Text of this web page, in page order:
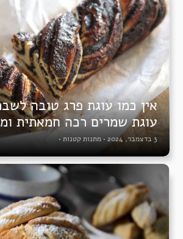
אין כמו עוגת פרג טובה
עוגת שמרים רכה חמאתית
3 בדצמבר, 2024 • מתנות קטנות •